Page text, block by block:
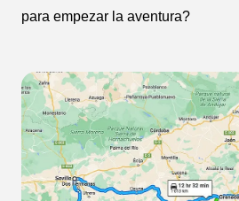
para empezar la aventura?